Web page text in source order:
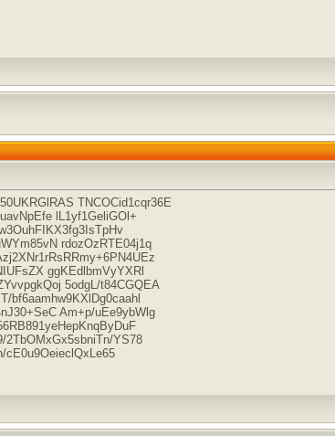
TNCOCid1cqr36E
lL1yf1GeliGOl+
rdozOzRTE04j1q
ggKEdlbmVyYXRl
5odgL/t84CGQEA
bf6aamhw9KXlDg0caahl
Am+p/uEe9ybWlg
2TbOMxGx5sbniTn/YS78
cE0u9OeieclQxLe65